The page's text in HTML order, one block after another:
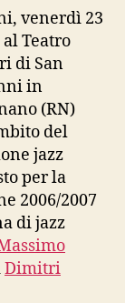
Quartetvenerdì 23
Teatro
di San
in
(RN)
del
jazz
per la
2006/2007
di jazz
Dimitri